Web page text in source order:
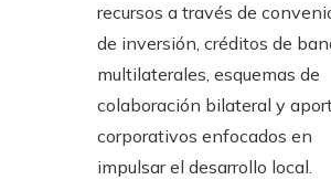
recursos a través de
de inversión, créditos de
multilaterales, esquemas de
colaboración bilateral y
corporativos enfocados en
impulsar el desarrollo local.